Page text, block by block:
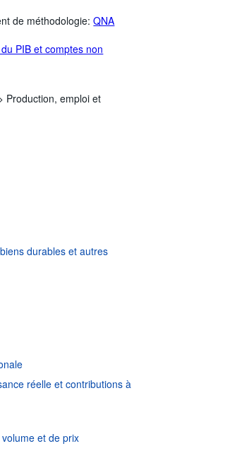
de méthodologie:QNA
PIB et comptes non
Production, emploi et
durables et autres
réelle et contributions à
et de prix